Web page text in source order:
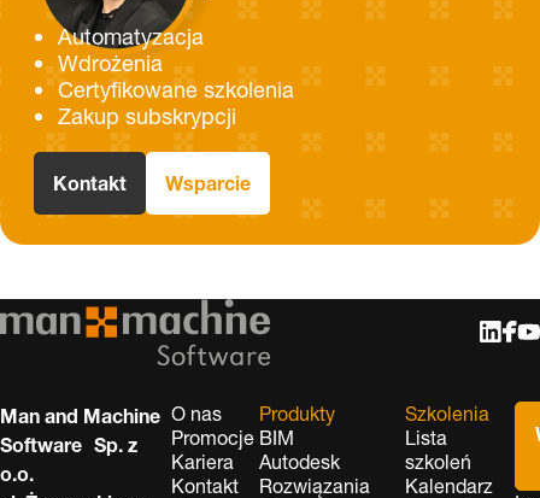
Automatyzacja
Wdrożenia
Certyfikowane szkolenia
Zakup subskrypcji
Kontakt Wsparcie
Man and Machine
Software Sp. z
o.o.
O nas
Promocje
Kariera
Kontakt
Produkty
BIM
Autodesk
Rozwiązania
Szkolenia
Lista
szkoleń
Kalendarz